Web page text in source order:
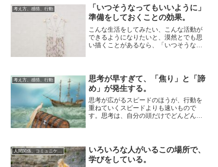
考え方、感情、行動
「いつそうなってもいいように」
準備をしておくことの効果。
こんな生活をしてみたい、こんな活動が
できるようになりたいと、漠然とでも思
い描くことがあるなら、「いつそうなっ
考え方、感情、行動
思考が早すぎて、「焦り」と「諦
め」が発生する。
思考が広がるスピードのほうが、行動を
重ねていくスピードよりも速いもので
す。思考は、自分の頭だけでどんどん先
いろいろな人がいるこの場所で、
学びをしている。